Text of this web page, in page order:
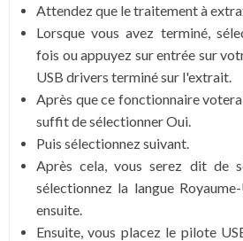
Attendez que le traitement à
Lorsque vous avez terminé,
fois ou appuyez sur entrée sur
USB drivers terminé sur l'extrait.
Après que ce fonctionnaire
suffit de sélectionner Oui.
Puis sélectionnez suivant.
Après cela, vous serez dit de
sélectionnez la langue
ensuite.
Ensuite, vous placez le pilote